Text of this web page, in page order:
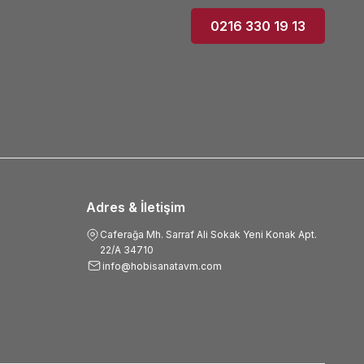
0216 330 19 13
Adres & İletişim
Caferağa Mh. Sarraf Ali Sokak Yeni Konak Apt.
22/A 34710
info@hobisanatavm.com